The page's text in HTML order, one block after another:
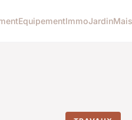
EquipementImmoJardin